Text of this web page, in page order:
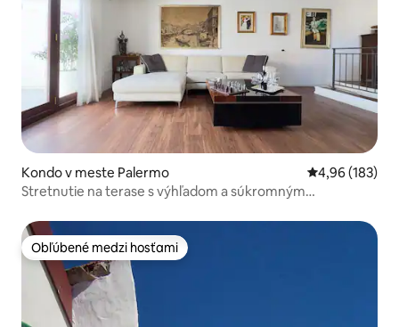
Kondo v meste Palermo Priemerné
4,96 (183)
Stretnutie na terase s výhľadom a súkromným
Obľúbené medzi hosťami
Obľúbené medzi hosťami